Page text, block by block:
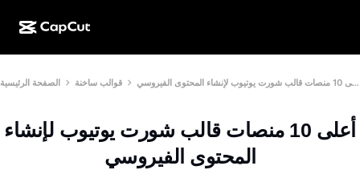
إصدار CapCut للكمبيوتر
الإبداع المدعوم بالذكاء الاصطناعي
استوديو الفيديوهات
الميزات
أداة إنشاء الفيديوهات وتعديلها
Social media templates
Holiday templates
نبذة عنا
الصفحة الرئيسية قوالب ساخنة أعلى 10 منصات قالب شورت يوتيوب لإنشاء المحتوى الفيروسي
أعلى 10 منصات قالب شورت يوتيوب لإنشاء
المحتوى الفيروسي